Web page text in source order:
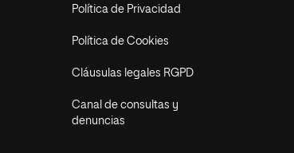
Política de Privacidad
Política de Cookies
Cláusulas legales RGPD
Canal de consultas y
denuncias